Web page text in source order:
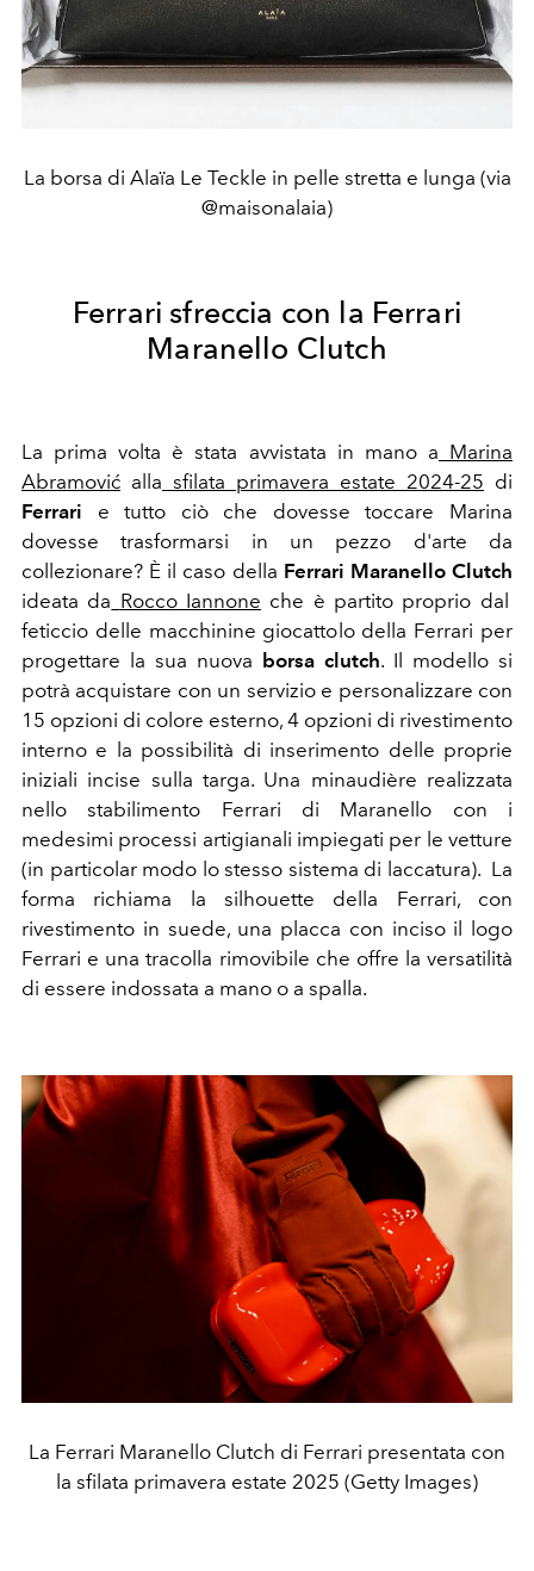
La borsa di Alaïa Le Teckle in pelle stretta e lunga (via
@maisonalaia)
Ferrari sfreccia con la Ferrari
Maranello Clutch
La prima volta è stata avvistata in mano a Marina
Abramović alla sfilata primavera estate 2024-25 di
Ferrari e tutto ciò che dovesse toccare Marina
dovesse trasformarsi in un pezzo d'arte da
collezionare? È il caso della Ferrari Maranello Clutch
ideata da Rocco Iannone che è partito proprio dal
feticcio delle macchinine giocattolo della Ferrari per
progettare la sua nuova borsa clutch. Il modello si
potrà acquistare con un servizio e personalizzare con
15 opzioni di colore esterno, 4 opzioni di rivestimento
interno e la possibilità di inserimento delle proprie
iniziali incise sulla targa. Una minaudière realizzata
nello stabilimento Ferrari di Maranello con i
medesimi processi artigianali impiegati per le vetture
(in particolar modo lo stesso sistema di laccatura). La
forma richiama la silhouette della Ferrari, con
rivestimento in suede, una placca con inciso il logo
Ferrari e una tracolla rimovibile che offre la versatilità
di essere indossata a mano o a spalla.
La Ferrari Maranello Clutch di Ferrari presentata con
la sfilata primavera estate 2025 (Getty Images)